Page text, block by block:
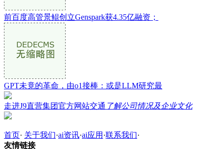
前百度高管景鲲创立Genspark获4.35亿融资；
GPT未竟的革命，由o1接棒：或是LLM研究最
走进J9直营集团官方网站交通 了解公司情况及企业文化
首页· 关于我们·ai资讯·ai应用 ·联系我们·
友情链接